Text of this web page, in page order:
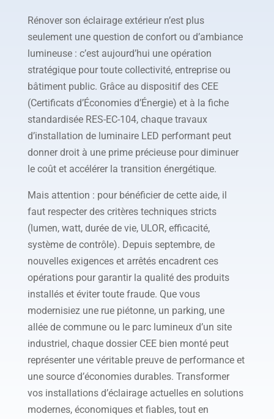
Rénover son éclairage extérieur n’est plus
seulement une question de confort ou d’ambiance
lumineuse : c’est aujourd’hui une opération
stratégique pour toute collectivité, entreprise ou
bâtiment public. Grâce au dispositif des CEE
(Certificats d’Économies d’Énergie) et à la fiche
standardisée RES-EC-104, chaque travaux
d’installation de luminaire LED performant peut
donner droit à une prime précieuse pour diminuer
le coût et accélérer la transition énergétique.
Mais attention : pour bénéficier de cette aide, il
faut respecter des critères techniques stricts
(lumen, watt, durée de vie, ULOR, efficacité,
système de contrôle). Depuis septembre, de
nouvelles exigences et arrêtés encadrent ces
opérations pour garantir la qualité des produits
installés et éviter toute fraude. Que vous
modernisiez une rue piétonne, un parking, une
allée de commune ou le parc lumineux d’un site
industriel, chaque dossier CEE bien monté peut
représenter une véritable preuve de performance et
une source d’économies durables. Transformer
vos installations d’éclairage actuelles en solutions
modernes, économiques et fiables, tout en